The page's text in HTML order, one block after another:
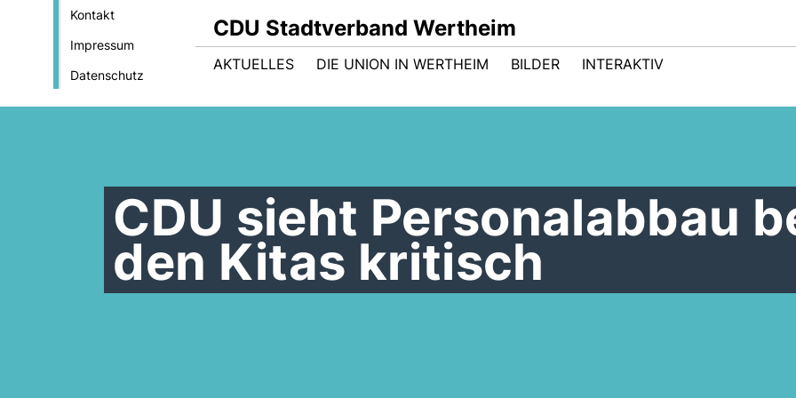
Kontakt
Impressum
Datenschutz
CDU Stadtverband Wertheim
AKTUELLES DIE UNION IN WERTHEIM BILDER INTERAKTIV
CDU sieht Personalabbau
den Kitas kritisch